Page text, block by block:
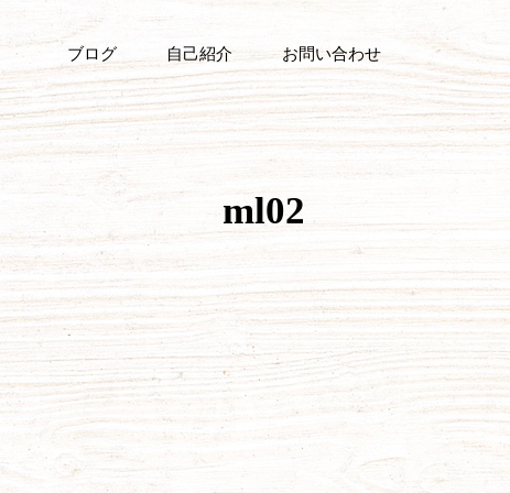
ブログ 自己紹介 お問い合わせ
ml02